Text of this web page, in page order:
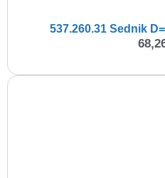
537.260.31 Sednik